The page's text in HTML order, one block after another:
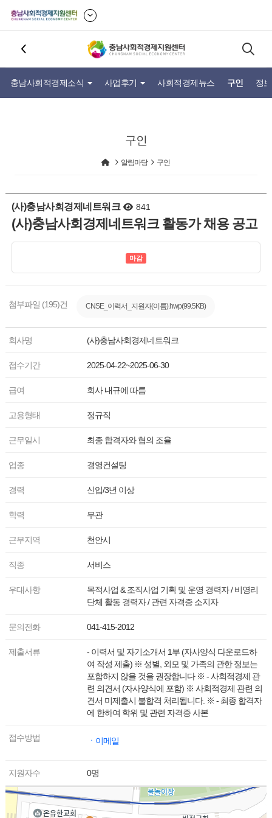
충남사회적경제소식 사업후기 사회적경제뉴스 구인 정
구인
알림마당 구인
(사)충남사회경제네트워크 841
(사)충남사회경제네트워크 활동가 채용 공고
마감
첨부파일 (195)건 CNSE_이력서_지원자(이름).hwp(99.5KB)
회사명 (사)충남사회경제네트워크
접수기간 2025-04-22~2025-06-30
급여 회사 내규에 따름
고용형태 정규직
근무일시 최종 합격자와 협의 조율
업종 경영컨설팅
경력 신입/3년 이상
학력 무관
근무지역 천안시
직종 서비스
우대사항
목적사업 & 조직사업 기획 및 운영 경력자 / 비영리
단체 활동 경력자 / 관련 자격증 소지자
문의전화 041-415-2012
제출서류
- 이력서 및 자기소개서 1부 (자사양식 다운로드하
여 작성 제출) ※ 성별, 외모 및 가족의 관한 정보는
포함하지 않을 것을 권장합니다 ※ - 사회적경제 관
련 의견서 (자사양식에 포함) ※ 사회적경제 관련 의
견서 미제출시 불합격 처리됩니다. ※ - 최종 합격자
에 한하여 학위 및 관련 자격증 사본
접수방법 ㆍ이메일
지원자수 0명